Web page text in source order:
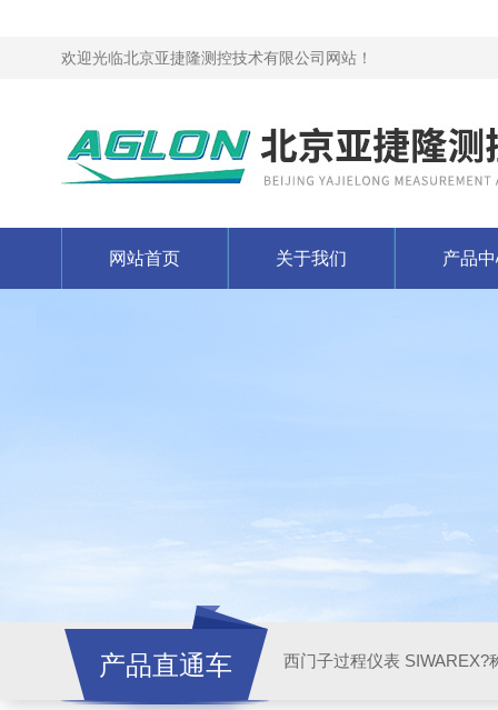
欢迎光临北京亚捷隆测控技术有限公司网站！
网站首页 关于我们 产品
产品直通车 西门子过程仪表 SIWAREX?